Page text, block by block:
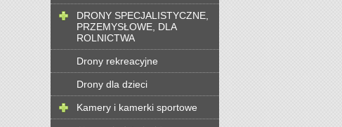
DRONY SPECJALISTYCZNE,
PRZEMYSŁOWE, DLA
ROLNICTWA
Drony rekreacyjne
Drony dla dzieci
Kamery i kamerki sportowe